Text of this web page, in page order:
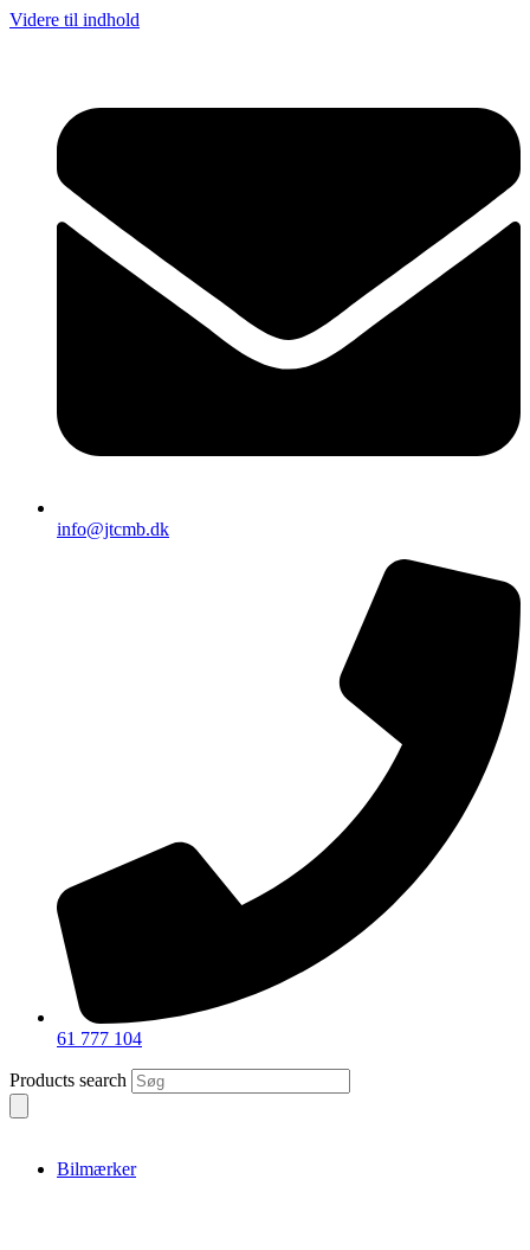
Videre til indhold
info@jtcmb.dk
61 777 104
Products search
Bilmærker